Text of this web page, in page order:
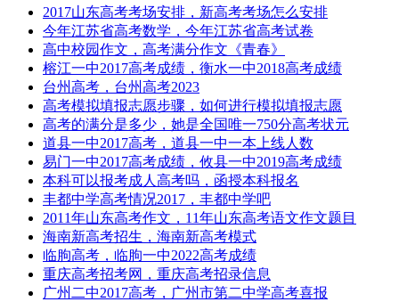
2017山东高考考场安排，新高考考场怎么安排
今年江苏省高考数学，今年江苏省高考试卷
高中校园作文，高考满分作文《青春》
榕江一中2017高考成绩，衡水一中2018高考成绩
台州高考，台州高考2023
高考模拟填报志愿步骤，如何进行模拟填报志愿
高考的满分是多少，她是全国唯一750分高考状元
道县一中2017高考，道县一中一本上线人数
易门一中2017高考成绩，攸县一中2019高考成绩
本科可以报考成人高考吗，函授本科报名
丰都中学高考情况2017，丰都中学吧
2011年山东高考作文，11年山东高考语文作文题目
海南新高考招生，海南新高考模式
临朐高考，临朐一中2022高考成绩
重庆高考招考网，重庆高考招录信息
广州二中2017高考，广州市第二中学高考喜报